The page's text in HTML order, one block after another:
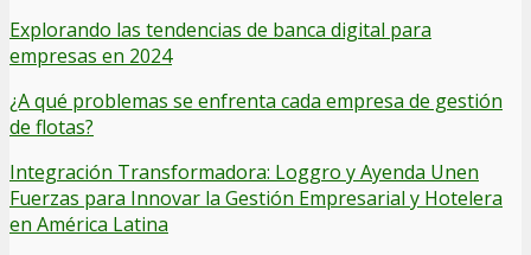
Explorando las tendencias de banca digital para
empresas en 2024
¿A qué problemas se enfrenta cada empresa de gestión
de flotas?
Integración Transformadora: Loggro y Ayenda Unen
Fuerzas para Innovar la Gestión Empresarial y Hotelera
en América Latina